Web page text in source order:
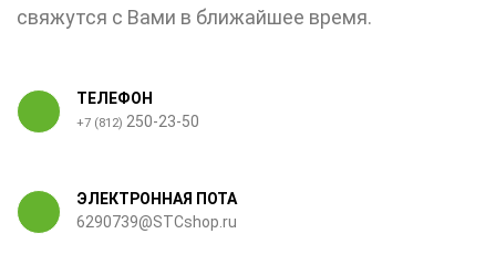
свяжутся с Вами в ближайшее время.
ТЕЛЕФОН
+7 (812) 250-23-50
ЭЛЕКТРОННАЯ ПОТА
6290739@STCshop.ru